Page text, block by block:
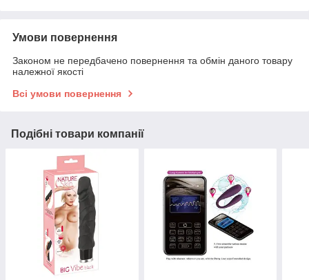
Умови повернення
Законом не передбачено повернення та обмін даного товару
належної якості
Всі умови повернення
Подібні товари компанії